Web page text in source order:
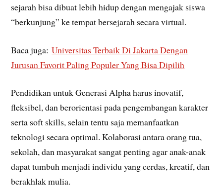
sejarah bisa dibuat lebih hidup dengan mengajak siswa
“berkunjung” ke tempat bersejarah secara virtual.
Baca juga:Universitas Terbaik Di Jakarta Dengan
Jurusan Favorit Paling Populer Yang Bisa Dipilih
Pendidikan untuk Generasi Alpha harus inovatif,
fleksibel, dan berorientasi pada pengembangan karakter
serta soft skills, selain tentu saja memanfaatkan
teknologi secara optimal. Kolaborasi antara orang tua,
sekolah, dan masyarakat sangat penting agar anak-anak
dapat tumbuh menjadi individu yang cerdas, kreatif, dan
berakhlak mulia.